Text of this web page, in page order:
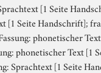
[1 Seite
Seite Handschrift];
phonetischer
phonetischer Text [1
Sprachtext [1 Seite